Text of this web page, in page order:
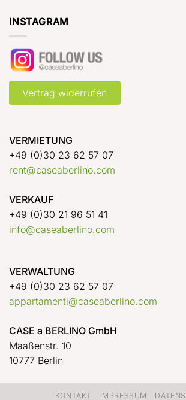
INSTAGRAM
Vertrag widerrufen
VERMIETUNG
+49 (0)30 23 62 57 07
rent@caseaberlino.com
VERKAUF
+49 (0)30 21 96 51 41
info@caseaberlino.com
VERWALTUNG
+49 (0)30 23 62 57 07
appartamenti@caseaberlino.com
CASE a BERLINO GmbH
Maaßenstr. 10
10777 Berlin
KONTAKT IMPRESSUM